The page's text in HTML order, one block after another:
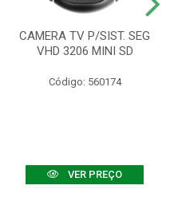
CAMERA TV P/SIST. SEG
VHD 3206 MINI SD
Código: 560174
VER PREÇO